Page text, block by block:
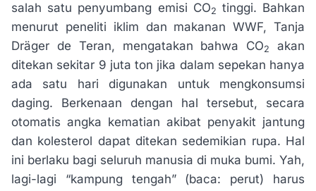
salah satu penyumbang emisi CO2 tinggi. Bahkan
menurut peneliti iklim dan makanan WWF, Tanja
Dräger de Teran, mengatakan bahwa CO2
akan
ditekan sekitar 9 juta ton jika dalam sepekan hanya
ada satu hari digunakan untuk mengkonsumsi
daging. Berkenaan dengan hal tersebut, secara
otomatis angka kematian akibat penyakit jantung
dan kolesterol dapat ditekan sedemikian rupa. Hal
ini berlaku bagi seluruh manusia di muka bumi. Yah,
lagi-lagi “kampung tengah” (baca: perut) harus